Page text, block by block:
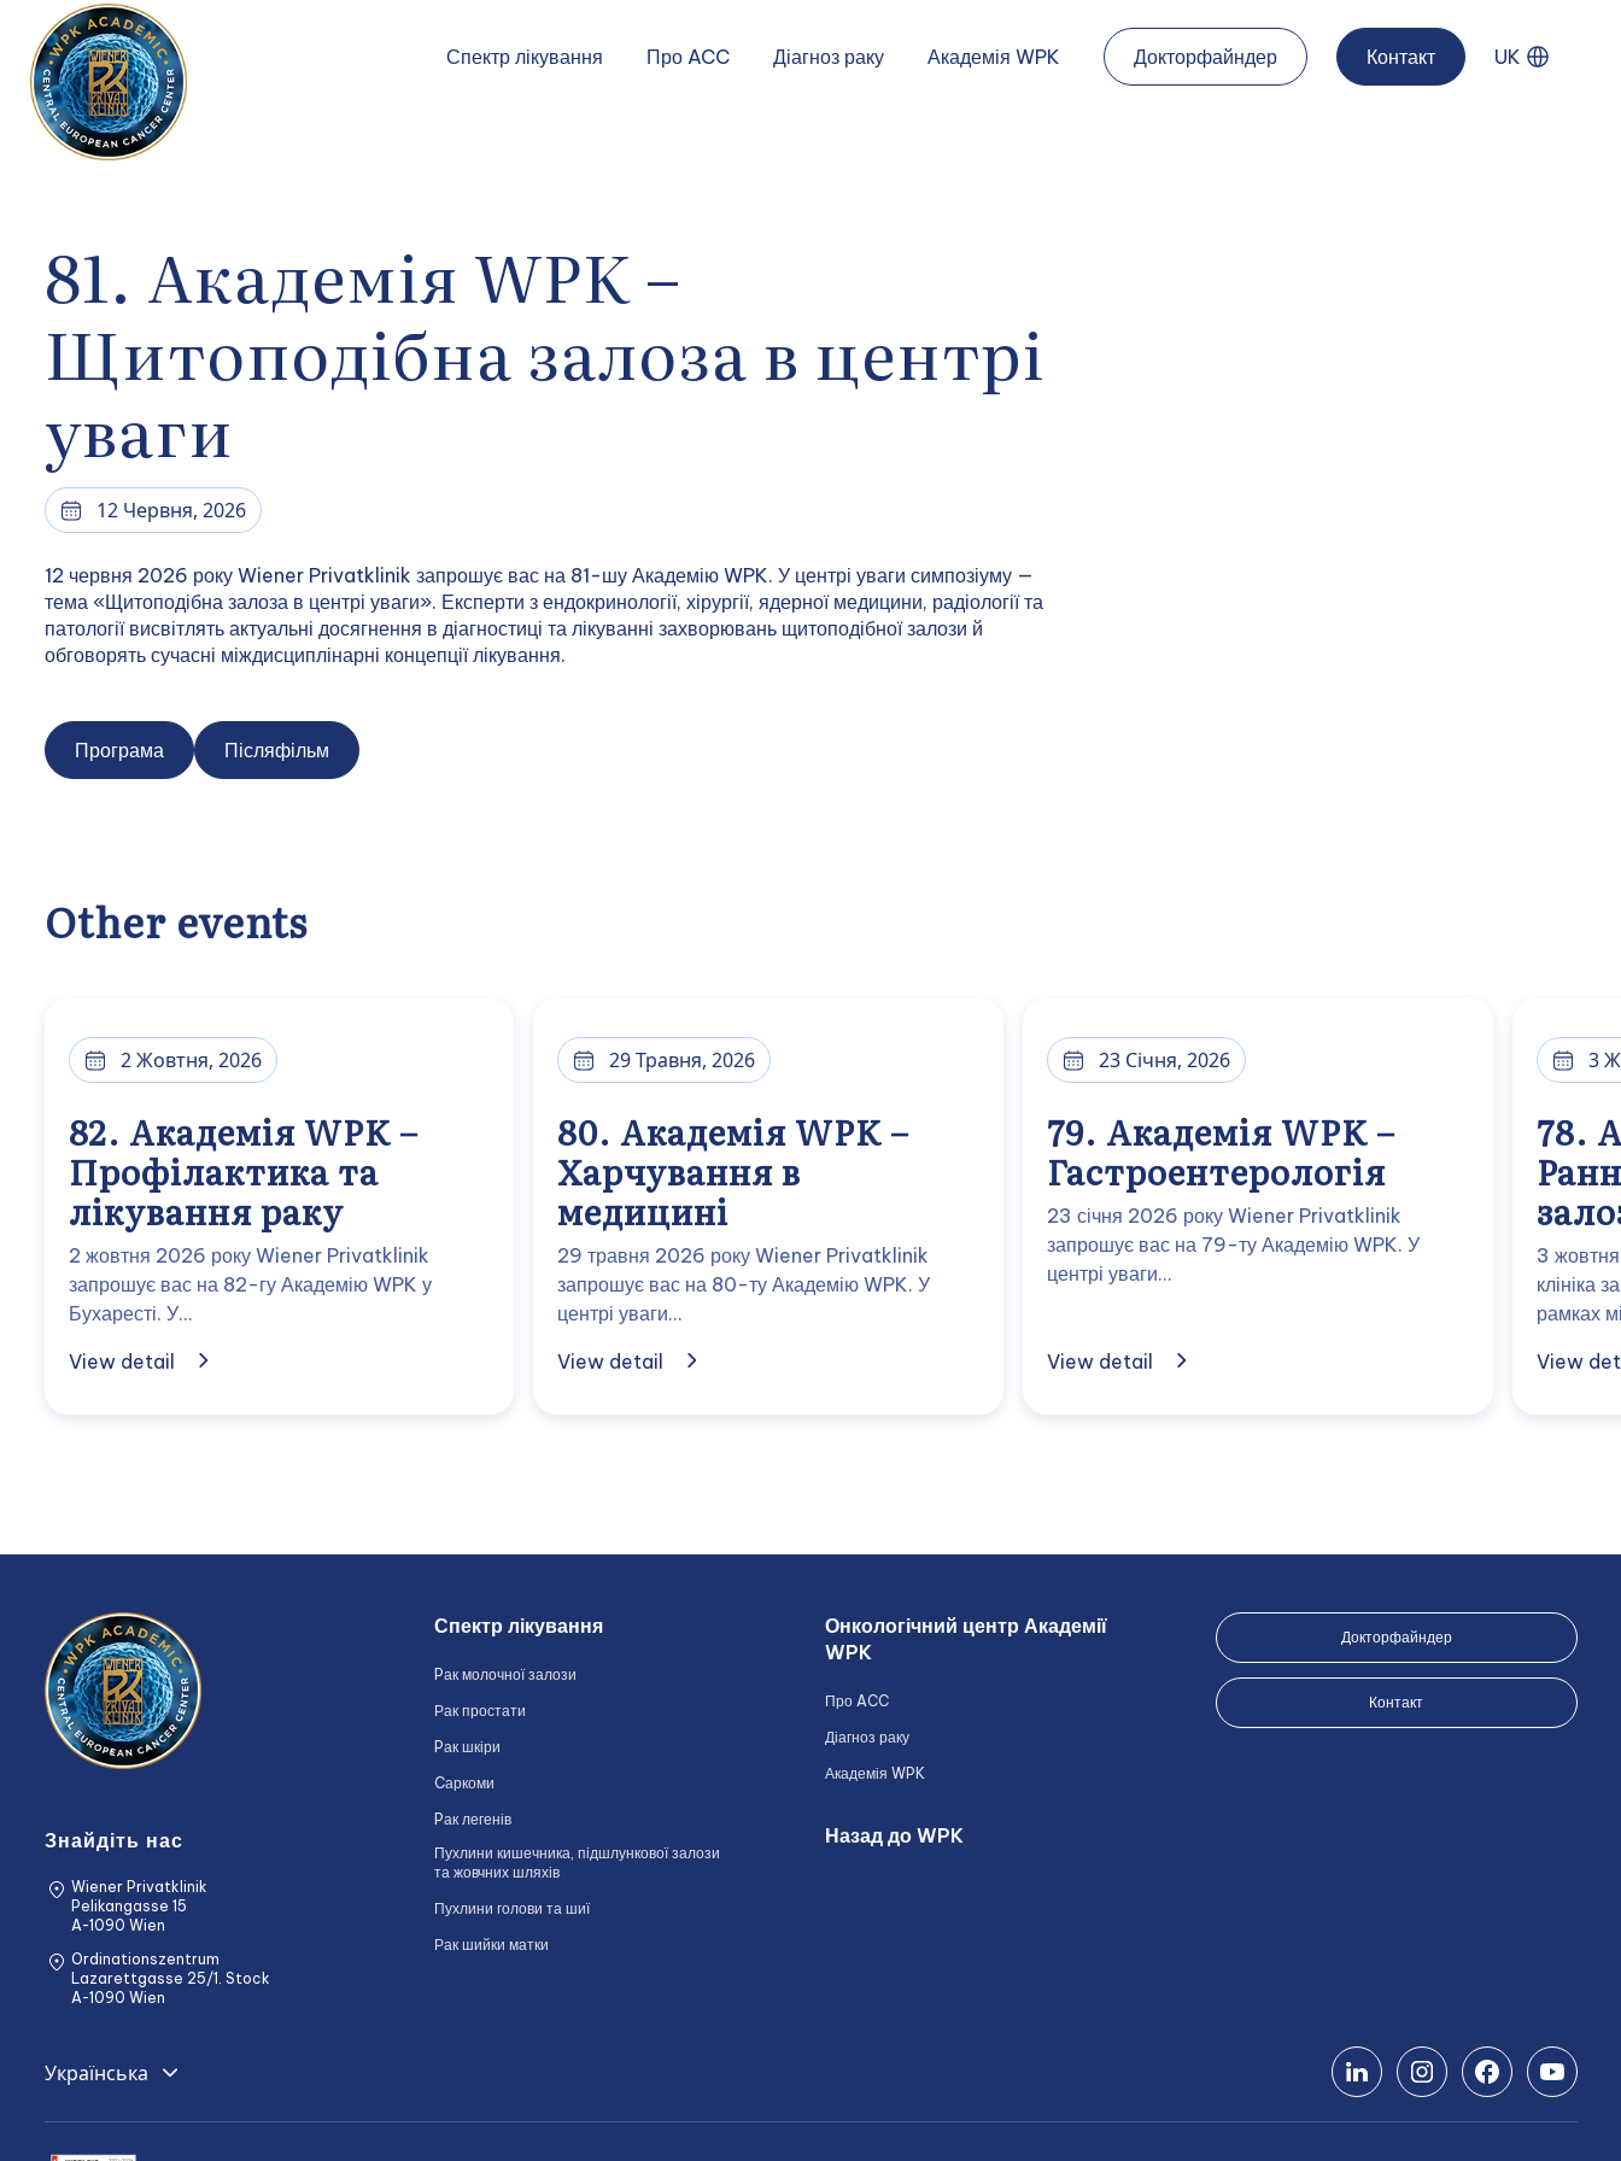
Спектр лікування Про ACC Діагноз раку Академія WPK Докторфайндер Контакт UK
81. Академія WPK –
Щитоподібна залоза в центрі
уваги
12 Червня, 2026
12 червня 2026 року Wiener Privatklinik запрошує вас на 81-шу Академію WPK. У центрі уваги симпозіуму —
тема «Щитоподібна залоза в центрі уваги». Експерти з ендокринології, хірургії, ядерної медицини, радіології та
патології висвітлять актуальні досягнення в діагностиці та лікуванні захворювань щитоподібної залози й
обговорять сучасні міждисциплінарні концепції лікування.
Програма Післяфільм
Other events
2 Жовтня, 2026
82. Академія WPK –
Профілактика та
лікування раку
2 жовтня 2026 року Wiener Privatklinik
запрошує вас на 82-гу Академію WPK у
Бухаресті. У…
View detail
29 Травня, 2026
80. Академія WPK –
Харчування в
медицині
29 травня 2026 року Wiener Privatklinik
запрошує вас на 80-ту Академію WPK. У
центрі уваги…
View detail
23 Січня, 2026
79. Академія WPK –
Гастроентерологія
23 січня 2026 року Wiener Privatklinik
запрошує вас на 79-ту Академію WPK. У
центрі уваги…
View detail
3
78.
3
клініка
рамках
View
Знайдіть нас
Wiener Privatklinik
Pelikangasse 15
A-1090 Wien
Ordinationszentrum
Lazarettgasse 25/1. Stock
A-1090 Wien
Спектр лікування
Pак молочної залози
Рак простати
Pак шкіри
Cаркоми
Pак легенів
Пухлини кишечника, підшлункової залози
та жовчних шляхів
Пухлини голови та шиї
Рак шийки матки
Онкологічний центр Академії
WPK
Про ACC
Діагноз раку
Академія WPK
Назад до WPK
Докторфайндер
Контакт
Українська
English
Deutsch